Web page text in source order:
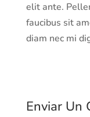
elit ante.
faucibus sit
diam nec mi
Enviar Un